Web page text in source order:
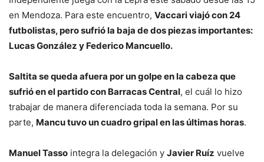
en Mendoza. Para este encuentro, Vaccari viajó con 24
futbolistas, pero sufrió la baja de dos piezas importantes:
Lucas González y Federico Mancuello.
Saltita se queda afuera por un golpe en la cabeza que
sufrió en el partido con Barracas Central, el cuál lo hizo
trabajar de manera diferenciada toda la semana. Por su
parte, Mancu tuvo un cuadro gripal en las últimas horas.
Manuel Tasso integra la delegación y Javier Ruíz vuelve